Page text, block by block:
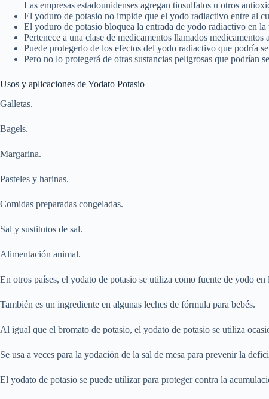
Las empresas estadounidenses agregan tiosulfatos u otros
El yoduro de potasio no impide que el yodo radiactivo entre al
El yoduro de potasio bloquea la entrada de yodo radiactivo en la
Pertenece a una clase de medicamentos llamados medicamentos
Puede protegerlo de los efectos del yodo radiactivo que podría
Pero no lo protegerá de otras sustancias peligrosas que podrían
Usos y aplicaciones de Yodato Potasio
Galletas.
Bagels.
Margarina.
Pasteles y harinas.
Comidas preparadas congeladas.
Sal y sustitutos de sal.
Alimentación animal.
En otros países, el yodato de potasio se utiliza como fuente de yodo en
También es un ingrediente en algunas leches de fórmula para bebés.
Al igual que el bromato de potasio, el yodato de potasio se utiliza
Se usa a veces para la yodación de la sal de mesa para prevenir la
El yodato de potasio se puede utilizar para proteger contra la